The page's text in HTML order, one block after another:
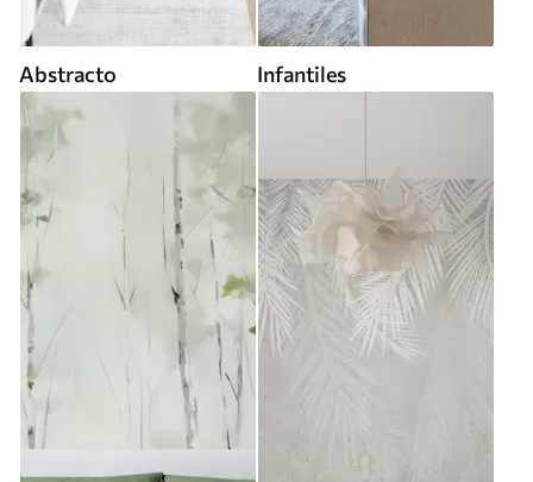
Abstracto Infantiles